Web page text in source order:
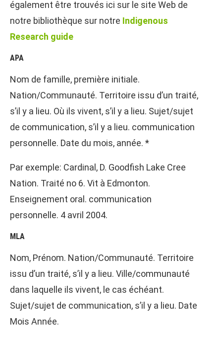
également être trouvés ici sur le site Web de
notre bibliothèque sur notre Indigenous
Research guide
APA
Nom de famille, première initiale.
Nation/Communauté. Territoire issu d’un traité,
s’il y a lieu. Où ils vivent, s’il y a lieu. Sujet/sujet
de communication, s’il y a lieu. communication
personnelle. Date du mois, année. *
Par exemple: Cardinal, D. Goodfish Lake Cree
Nation. Traité no 6. Vit à Edmonton.
Enseignement oral. communication
personnelle. 4 avril 2004.
MLA
Nom, Prénom. Nation/Communauté. Territoire
issu d’un traité, s’il y a lieu. Ville/communauté
dans laquelle ils vivent, le cas échéant.
Sujet/sujet de communication, s’il y a lieu. Date
Mois Année.